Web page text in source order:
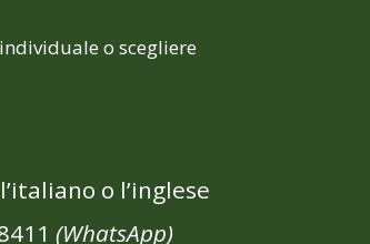
o scegliere
o l’inglese
(WhatsApp)